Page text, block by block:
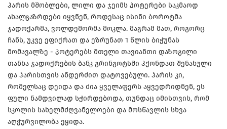
ჰარის მშობლები, ლილი და ჯეიმს პოტერები საკმაოდ
ახალგაზრდები იყვნენ, როდესაც ისინი ბოროტმა
ჯადოქარმა, ვოლდემორმა მოკლა. მაგრამ მათ, როგორც
ჩანს, უკვე ეფიქრათ და ეზრუნათ 1 წლის ბიჭუნას
მომავალზე - პოტერებს მთელი თავიანთი დაზოგილი
თანხა ჯადოქრების ბანკ გრინგოტსში ჰქონდათ შენახული
და ჰარისთვის ანდერძით დატოვებული. ჰარის კი,
რომელსაც დეიდა და ძია ყველაფერს აყვედრიდნენ, ეს
ფული ნამდვილად სჭირდებოდა, თუნდაც იმისთვის, რომ
სკოლის სახელმძღვანელოები და მოსწავლის სხვა
აღჭურვილობა ეყიდა.